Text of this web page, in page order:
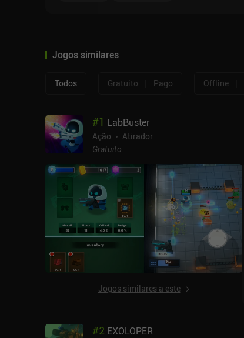
Jogos similares
Todos Gratuito Pago Offline
#1 LabBuster
Ação
Atirador
Gratuito
Jogos similares a este
#2 EXOLOPER